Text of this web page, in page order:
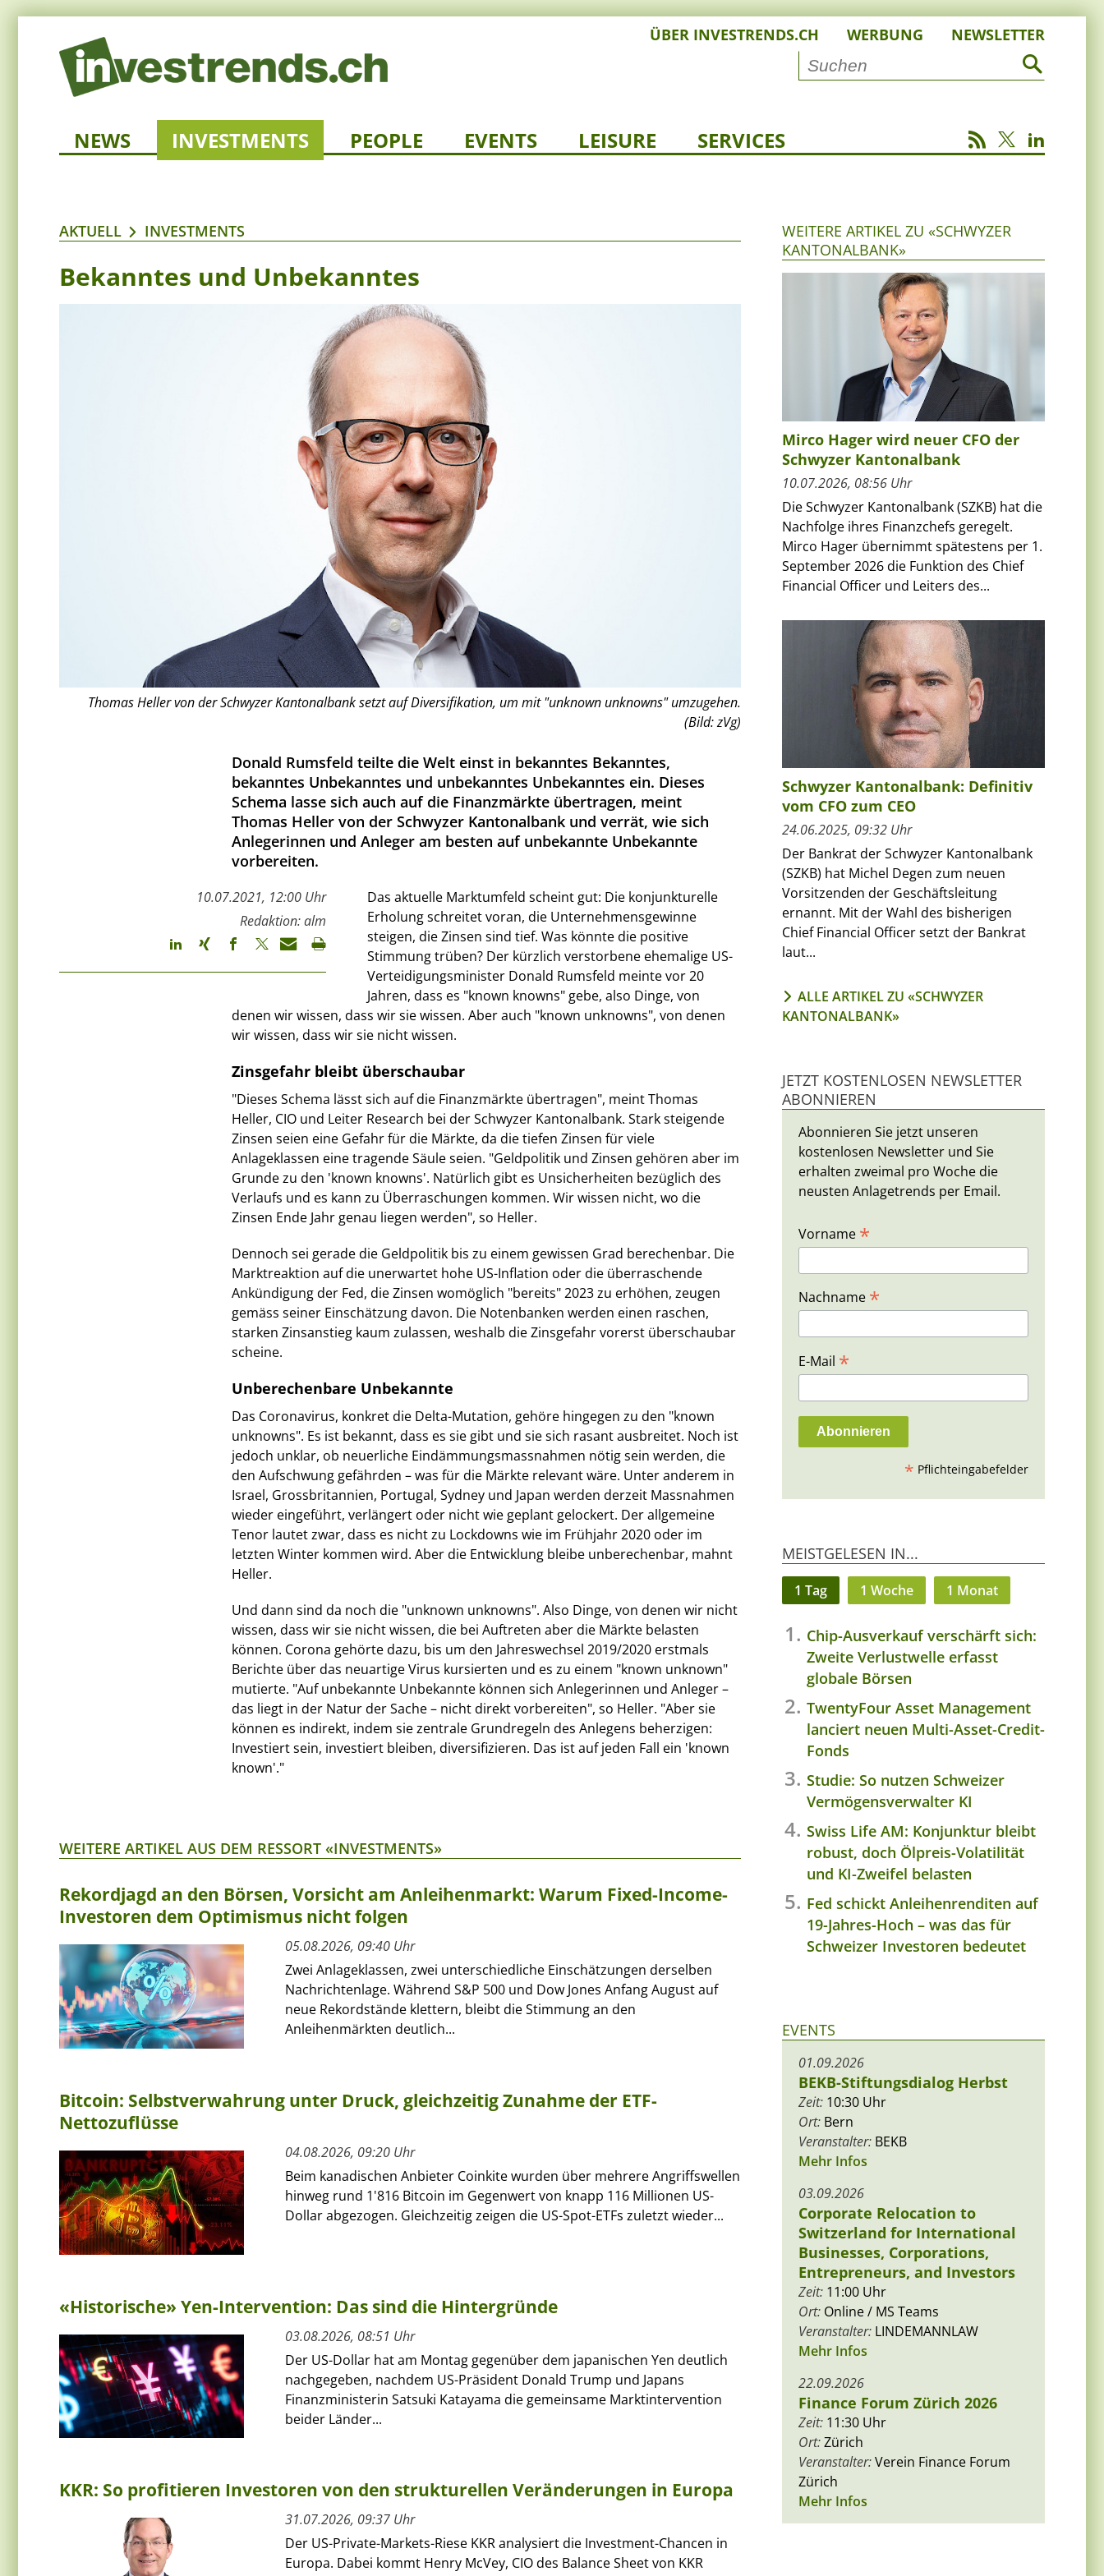
ÜBER INVESTRENDS.CH WERBUNG NEWSLETTER
NEWS INVESTMENTS PEOPLE EVENTS LEISURE SERVICES
AKTUELL INVESTMENTS
Bekanntes und Unbekanntes
Thomas Heller von der Schwyzer Kantonalbank setzt auf Diversifikation, um mit "unknown unknowns" umzugehen.
(Bild: zVg)
Donald Rumsfeld teilte die Welt einst in bekanntes Bekanntes,
bekanntes Unbekanntes und unbekanntes Unbekanntes ein. Dieses
Schema lasse sich auch auf die Finanzmärkte übertragen, meint
Thomas Heller von der Schwyzer Kantonalbank und verrät, wie sich
Anlegerinnen und Anleger am besten auf unbekannte Unbekannte
vorbereiten.
10.07.2021, 12:00 Uhr
Redaktion: alm
Das aktuelle Marktumfeld scheint gut: Die konjunkturelle
Erholung schreitet voran, die Unternehmensgewinne
steigen, die Zinsen sind tief. Was könnte die positive
Stimmung trüben? Der kürzlich verstorbene ehemalige US-
Verteidigungsminister Donald Rumsfeld meinte vor 20
Jahren, dass es "known knowns" gebe, also Dinge, von
denen wir wissen, dass wir sie wissen. Aber auch "known unknowns", von denen
wir wissen, dass wir sie nicht wissen.
Zinsgefahr bleibt überschaubar
"Dieses Schema lässt sich auf die Finanzmärkte übertragen", meint Thomas
Heller, CIO und Leiter Research bei der Schwyzer Kantonalbank. Stark steigende
Zinsen seien eine Gefahr für die Märkte, da die tiefen Zinsen für viele
Anlageklassen eine tragende Säule seien. "Geldpolitik und Zinsen gehören aber im
Grunde zu den 'known knowns'. Natürlich gibt es Unsicherheiten bezüglich des
Verlaufs und es kann zu Überraschungen kommen. Wir wissen nicht, wo die
Zinsen Ende Jahr genau liegen werden", so Heller.
Dennoch sei gerade die Geldpolitik bis zu einem gewissen Grad berechenbar. Die
Marktreaktion auf die unerwartet hohe US-Inflation oder die überraschende
Ankündigung der Fed, die Zinsen womöglich "bereits" 2023 zu erhöhen, zeugen
gemäss seiner Einschätzung davon. Die Notenbanken werden einen raschen,
starken Zinsanstieg kaum zulassen, weshalb die Zinsgefahr vorerst überschaubar
scheine.
Unberechenbare Unbekannte
Das Coronavirus, konkret die Delta-Mutation, gehöre hingegen zu den "known
unknowns". Es ist bekannt, dass es sie gibt und sie sich rasant ausbreitet. Noch ist
jedoch unklar, ob neuerliche Eindämmungsmassnahmen nötig sein werden, die
den Aufschwung gefährden – was für die Märkte relevant wäre. Unter anderem in
Israel, Grossbritannien, Portugal, Sydney und Japan werden derzeit Massnahmen
wieder eingeführt, verlängert oder nicht wie geplant gelockert. Der allgemeine
Tenor lautet zwar, dass es nicht zu Lockdowns wie im Frühjahr 2020 oder im
letzten Winter kommen wird. Aber die Entwicklung bleibe unberechenbar, mahnt
Heller.
Und dann sind da noch die "unknown unknowns". Also Dinge, von denen wir nicht
wissen, dass wir sie nicht wissen, die bei Auftreten aber die Märkte belasten
können. Corona gehörte dazu, bis um den Jahreswechsel 2019/2020 erstmals
Berichte über das neuartige Virus kursierten und es zu einem "known unknown"
mutierte. "Auf unbekannte Unbekannte können sich Anlegerinnen und Anleger –
das liegt in der Natur der Sache – nicht direkt vorbereiten", so Heller. "Aber sie
können es indirekt, indem sie zentrale Grundregeln des Anlegens beherzigen:
Investiert sein, investiert bleiben, diversifizieren. Das ist auf jeden Fall ein 'known
known'."
WEITERE ARTIKEL AUS DEM RESSORT «INVESTMENTS»
Rekordjagd an den Börsen, Vorsicht am Anleihenmarkt: Warum Fixed-Income-
Investoren dem Optimismus nicht folgen
05.08.2026, 09:40 Uhr
Zwei Anlageklassen, zwei unterschiedliche Einschätzungen derselben
Nachrichtenlage. Während S&P 500 und Dow Jones Anfang August auf
neue Rekordstände klettern, bleibt die Stimmung an den
Anleihenmärkten deutlich...
Bitcoin: Selbstverwahrung unter Druck, gleichzeitig Zunahme der ETF-
Nettozuflüsse
04.08.2026, 09:20 Uhr
Beim kanadischen Anbieter Coinkite wurden über mehrere Angriffswellen
hinweg rund 1'816 Bitcoin im Gegenwert von knapp 116 Millionen US-
Dollar abgezogen. Gleichzeitig zeigen die US-Spot-ETFs zuletzt wieder...
«Historische» Yen-Intervention: Das sind die Hintergründe
03.08.2026, 08:51 Uhr
Der US-Dollar hat am Montag gegenüber dem japanischen Yen deutlich
nachgegeben, nachdem US-Präsident Donald Trump und Japans
Finanzministerin Satsuki Katayama die gemeinsame Marktintervention
beider Länder...
KKR: So profitieren Investoren von den strukturellen Veränderungen in Europa
31.07.2026, 09:37 Uhr
Der US-Private-Markets-Riese KKR analysiert die Investment-Chancen in
Europa. Dabei kommt Henry McVey, CIO des Balance Sheet von KKR
WEITERE ARTIKEL ZU «SCHWYZER
KANTONALBANK»
Mirco Hager wird neuer CFO der
Schwyzer Kantonalbank
10.07.2026, 08:56 Uhr
Die Schwyzer Kantonalbank (SZKB) hat die
Nachfolge ihres Finanzchefs geregelt.
Mirco Hager übernimmt spätestens per 1.
September 2026 die Funktion des Chief
Financial Officer und Leiters des...
Schwyzer Kantonalbank: Definitiv
vom CFO zum CEO
24.06.2025, 09:32 Uhr
Der Bankrat der Schwyzer Kantonalbank
(SZKB) hat Michel Degen zum neuen
Vorsitzenden der Geschäftsleitung
ernannt. Mit der Wahl des bisherigen
Chief Financial Officer setzt der Bankrat
laut...
ALLE ARTIKEL ZU «SCHWYZER
KANTONALBANK»
JETZT KOSTENLOSEN NEWSLETTER
ABONNIEREN
Abonnieren Sie jetzt unseren
kostenlosen Newsletter und Sie
erhalten zweimal pro Woche die
neusten Anlagetrends per Email.
Vorname *
Nachname *
E-Mail *
* Pflichteingabefelder
MEISTGELESEN IN...
1 Tag 1 Woche 1 Monat
Chip-Ausverkauf verschärft sich:
Zweite Verlustwelle erfasst
globale Börsen
TwentyFour Asset Management
lanciert neuen Multi-Asset-Credit-
Fonds
Studie: So nutzen Schweizer
Vermögensverwalter KI
Swiss Life AM: Konjunktur bleibt
robust, doch Ölpreis-Volatilität
und KI-Zweifel belasten
Fed schickt Anleihenrenditen auf
19-Jahres-Hoch – was das für
Schweizer Investoren bedeutet
EVENTS
01.09.2026
BEKB-Stiftungsdialog Herbst
Zeit: 10:30 Uhr
Ort: Bern
Veranstalter: BEKB
Mehr Infos
03.09.2026
Corporate Relocation to
Switzerland for International
Businesses, Corporations,
Entrepreneurs, and Investors
Zeit: 11:00 Uhr
Ort: Online / MS Teams
Veranstalter: LINDEMANNLAW
Mehr Infos
22.09.2026
Finance Forum Zürich 2026
Zeit: 11:30 Uhr
Ort:Zürich
Veranstalter:Verein Finance Forum
Zürich
Mehr Infos